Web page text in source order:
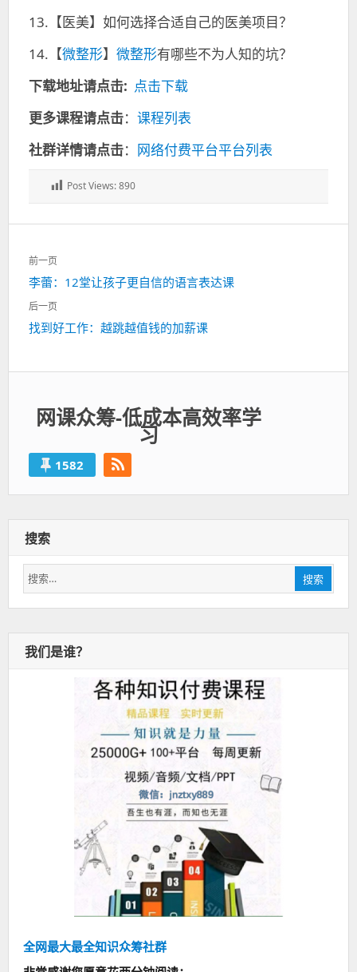
13.【医美】如何选择合适自己的医美项目？
14.【微整形】 微整形有哪些不为人知的坑？
下载地址请点击: 点击下载
更多课程请点击： 课程列表
社群详情请点击： 网络付费平台平台列表
Post Views:890
文
章
导
航
前一页
上
一
李蕾：12堂让孩子更自信的语言表达课
后一页
下
找到好工作：越跳越值钱的加薪课
网课众筹-低成本高效率学
习
1582
搜索
搜
索：
搜索
我们是谁？
全网最大最全知识众筹社群